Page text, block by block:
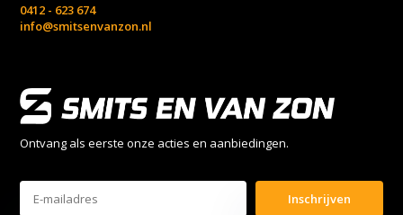
0412 - 623 674
info@smitsenvanzon.nl
Ontvang als eerste onze acties en aanbiedingen.
Inschrijven